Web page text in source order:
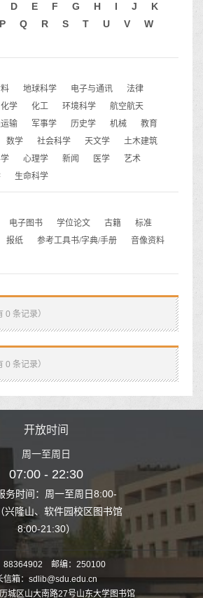
D E F G H I J
K
P Q R S T U V
W
地球科学 电子与通讯
法律
化学 化工 环境科学
航空航天
输 军事学 历史学 机械
教育
数学 社会科学 天文学
土木建筑
心理学 新闻 医学
艺术
生命科学
电子图书 学位论文 古籍
标准
报纸 参考工具书/字典/手册
音像资料
0 条记录）
0 条记录）
开放时间
周一至周日
07:00 - 22:30
务时间：周一至周日8:00-
兴隆山、软件园校区图书馆
8:00-21:30）
人工服务时间
22:00（兴隆山
88364902 邮编：250100
信箱：sdlib@sdu.edu.cn
城区山大南路27号山东大学图书馆